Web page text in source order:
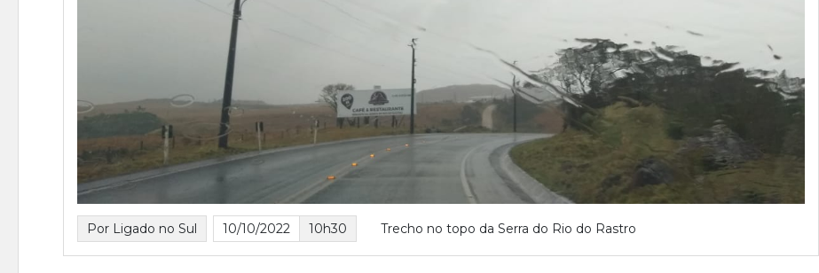
Por Ligado no Sul 10/10/2022 10h30 Trecho no topo da Serra do Rio do Rastro